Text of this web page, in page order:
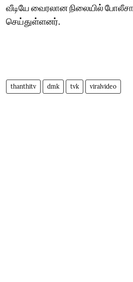
வீடியே வைரலான நிலையில்
செய்துள்ளனர்.
thanthitv dmk tvk viralvideo